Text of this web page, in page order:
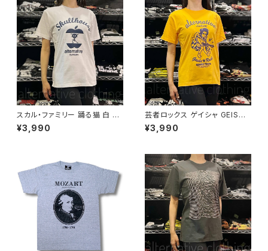
スカル・ファミリー 踊る猫 白 ホ
ワイト×ネイビー ドクロ スカル
Tシャツ ロックT バンドT 半袖
ント メンズ レディース 綿100％
コットン SHT-04WH altss
¥3,990
芸者ロックス ゲイシャ GEISHA
ROCKS 階Ｇ子&オルタナティ
ヴ・コラボ 半袖 Tシャツ イエロ
¥3,990